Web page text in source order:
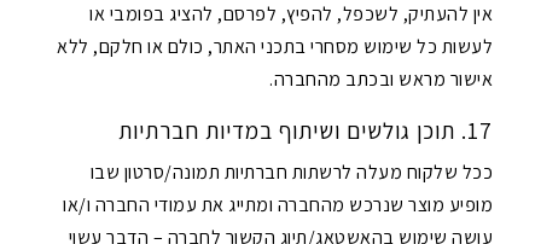
אין להעתיק, לשכפל, להפיץ, לפרסם, להציג בפומבי או
לעשות כל שימוש מסחרי בתכני האתר, כולם או חלקם, ללא
אישור מראש ובכתב מהחברה.
17. תוכן גולשים ושיתוף במדיות חברתיות
ככל שלקוח מעלה לרשתות חברתיות תמונה/סרטון שבו
מופיע מוצר שנרכש מהחברה ומתייג את עמודי החברה ו/או
עושה שימוש בהאשטאג/תיוג הקשור לחברה – הדבר עשוי